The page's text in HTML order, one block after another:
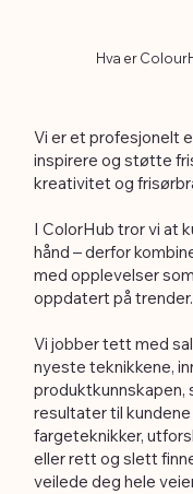
Vi er et profesjonelt
inspirere og støtte
kreativitet og
I ColorHub tror vi at
hånd – derfor
med opplevelser
oppdatert på trender.
Vi jobber tett med
nyeste teknikkene,
produktkunnskapen,
resultater til
fargeteknikker,
eller rett og slett
veilede deg hele
Hva er